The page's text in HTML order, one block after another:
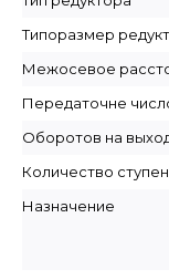
Типоразмер
Межосевое
Передаточне
Оборотов на
Количество
Назначение